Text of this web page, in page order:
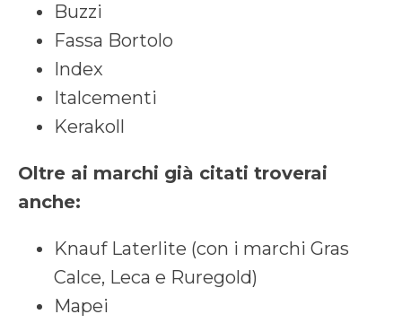
Buzzi
Fassa Bortolo
Index
Italcementi
Kerakoll
Oltre ai marchi già citati troverai
anche:
Knauf Laterlite (con i marchi Gras
Calce, Leca e Ruregold)
Mapei